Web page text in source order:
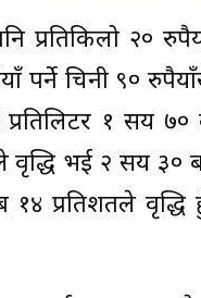
प्रतिकिलो २०
पर्ने चिनी ९०
१ सय
वृद्धि भई २ सय
प्रतिशतले वृद्धि